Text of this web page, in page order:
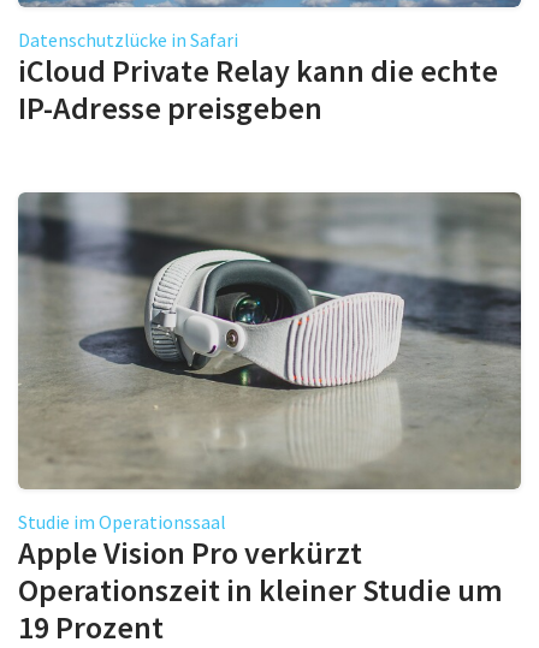
Datenschutzlücke in Safari
iCloud Private Relay kann die echte
IP-Adresse preisgeben
Studie im Operationssaal
Apple Vision Pro verkürzt
Operationszeit in kleiner Studie um
19 Prozent